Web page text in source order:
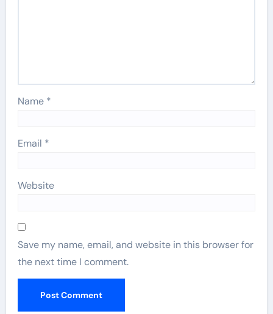
Name *
Email *
Website
Save my name, email, and website in this browser for
the next time I comment.